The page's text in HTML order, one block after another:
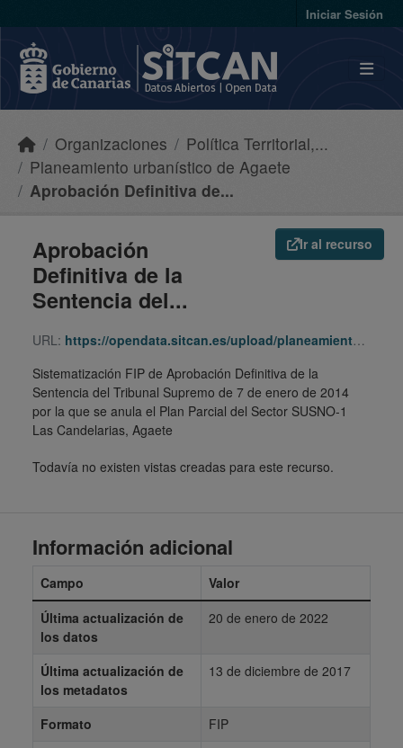
Iniciar Sesión
Organizaciones
Política Territorial,...
Planeamiento urbanístico de Agaete
Aprobación Definitiva de...
Ir al recurso
Aprobación
Definitiva de la
Sentencia del...
URL: https://opendata.sitcan.es/upload/planeamiento/fip/350017_5ff0590aaad60c600939ba73c12bffa7.zip
Sistematización FIP de Aprobación Definitiva de la
Sentencia del Tribunal Supremo de 7 de enero de 2014
por la que se anula el Plan Parcial del Sector SUSNO-1
Las Candelarias, Agaete
Todavía no existen vistas creadas para este recurso.
Información adicional
Campo
Valor
Última actualización de
los datos
20 de enero de 2022
Última actualización de
los metadatos
13 de diciembre de 2017
Formato
FIP